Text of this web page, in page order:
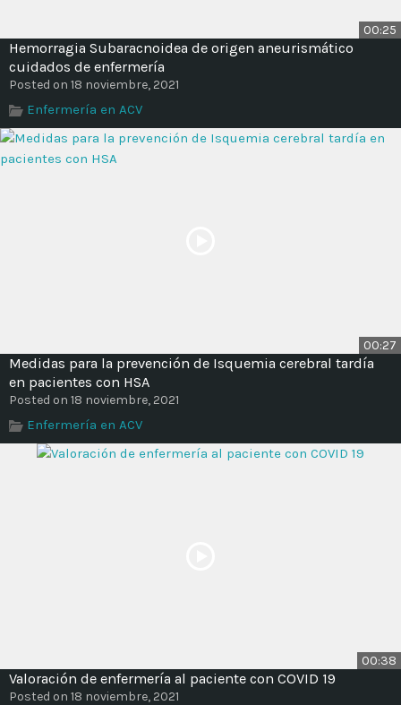
00:25
Hemorragia Subaracnoidea de origen aneurismático
cuidados de enfermería
Posted on 18 noviembre, 2021
Enfermería en ACV
00:27
Medidas para la prevención de Isquemia cerebral tardía
en pacientes con HSA
Posted on 18 noviembre, 2021
Enfermería en ACV
00:38
Valoración de enfermería al paciente con COVID 19
Posted on 18 noviembre, 2021